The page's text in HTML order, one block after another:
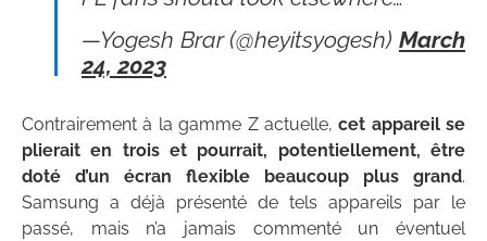
—Yogesh Brar (@heyitsyogesh) March
24, 2023
Contrairement à la gamme Z actuelle,cet appareil se
plierait en trois et pourrait, potentiellement, être
doté d’un écran flexible beaucoup plus grand.
Samsung a déjà présenté de tels appareils par le
passé, mais n’a jamais commenté un éventuel